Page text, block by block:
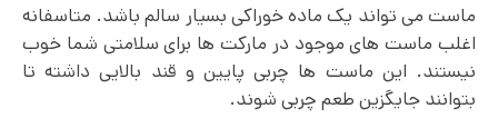
ماست می تواند یک ماده خوراکی بسیار سالم باشد. متاسفانه
اغلب ماست های موجود در مارکت ها برای سلامتی شما خوب
نیستند. این ماست ها چربی پایین و قند بالایی داشته تا
بتوانند جایگزین طعم چربی شوند.